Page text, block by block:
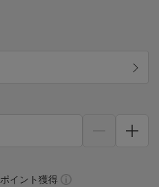
ポイント獲得